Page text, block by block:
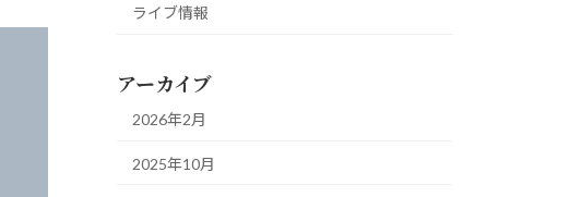
ライブ情報
アーカイブ
2026年2月
2025年10月